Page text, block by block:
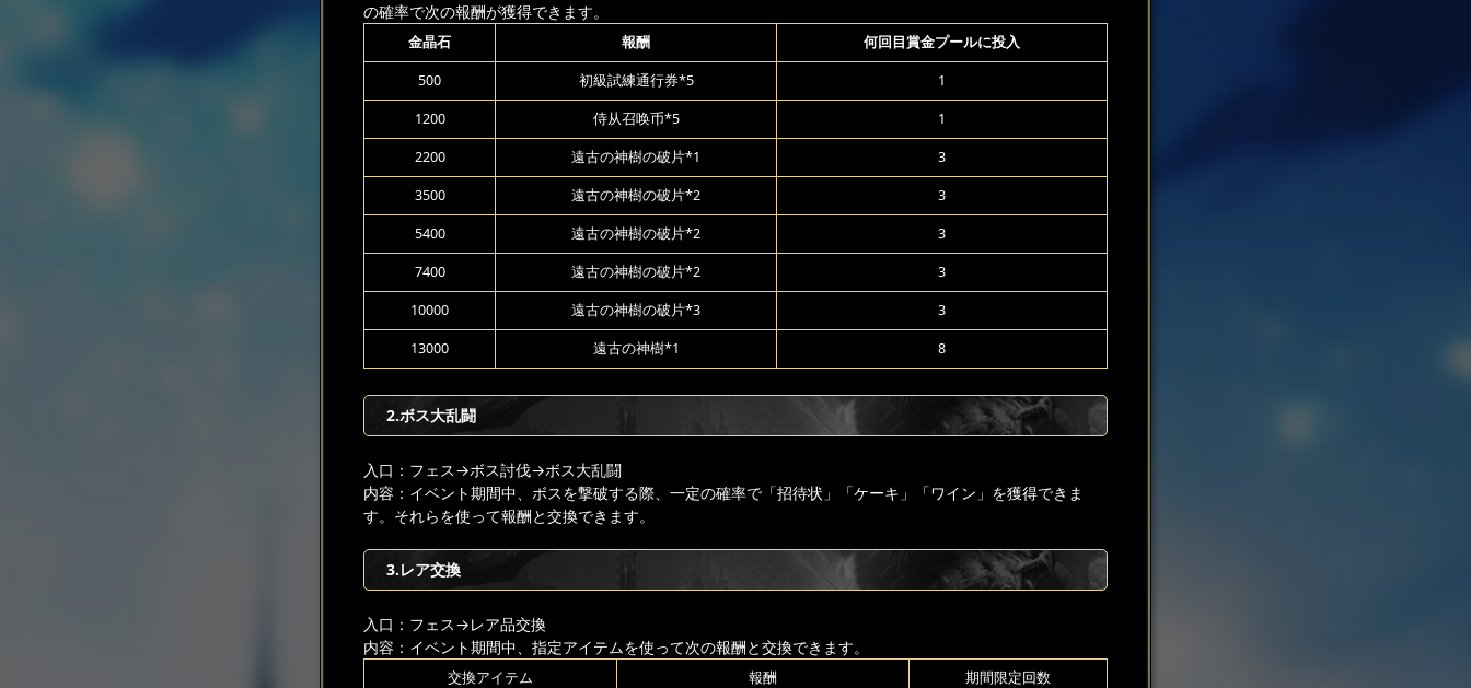
の確率で次の報酬が獲得できます。
金晶石 報酬 何回目賞金プールに投入
500 初級試練通行券*5 1
1200 侍从召唤币*5 1
2200 遠古の神樹の破片*1 3
3500 遠古の神樹の破片*2 3
5400 遠古の神樹の破片*2 3
7400 遠古の神樹の破片*2 3
10000 遠古の神樹の破片*3 3
13000 遠古の神樹*1 8
2.ボス大乱闘
入口：フェス→ボス討伐→ボス大乱闘
内容：イベント期間中、ボスを撃破する際、一定の確率で「招待状」「ケーキ」「ワイン」を獲得できま
す。それらを使って報酬と交換できます。
3.レア交換
入口：フェス→レア品交換
内容：イベント期間中、指定アイテムを使って次の報酬と交換できます。
交換アイテム 報酬 期間限定回数